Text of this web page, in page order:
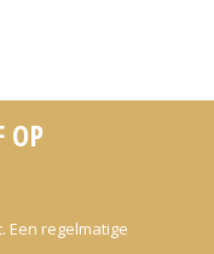
OP
Een regelmatige